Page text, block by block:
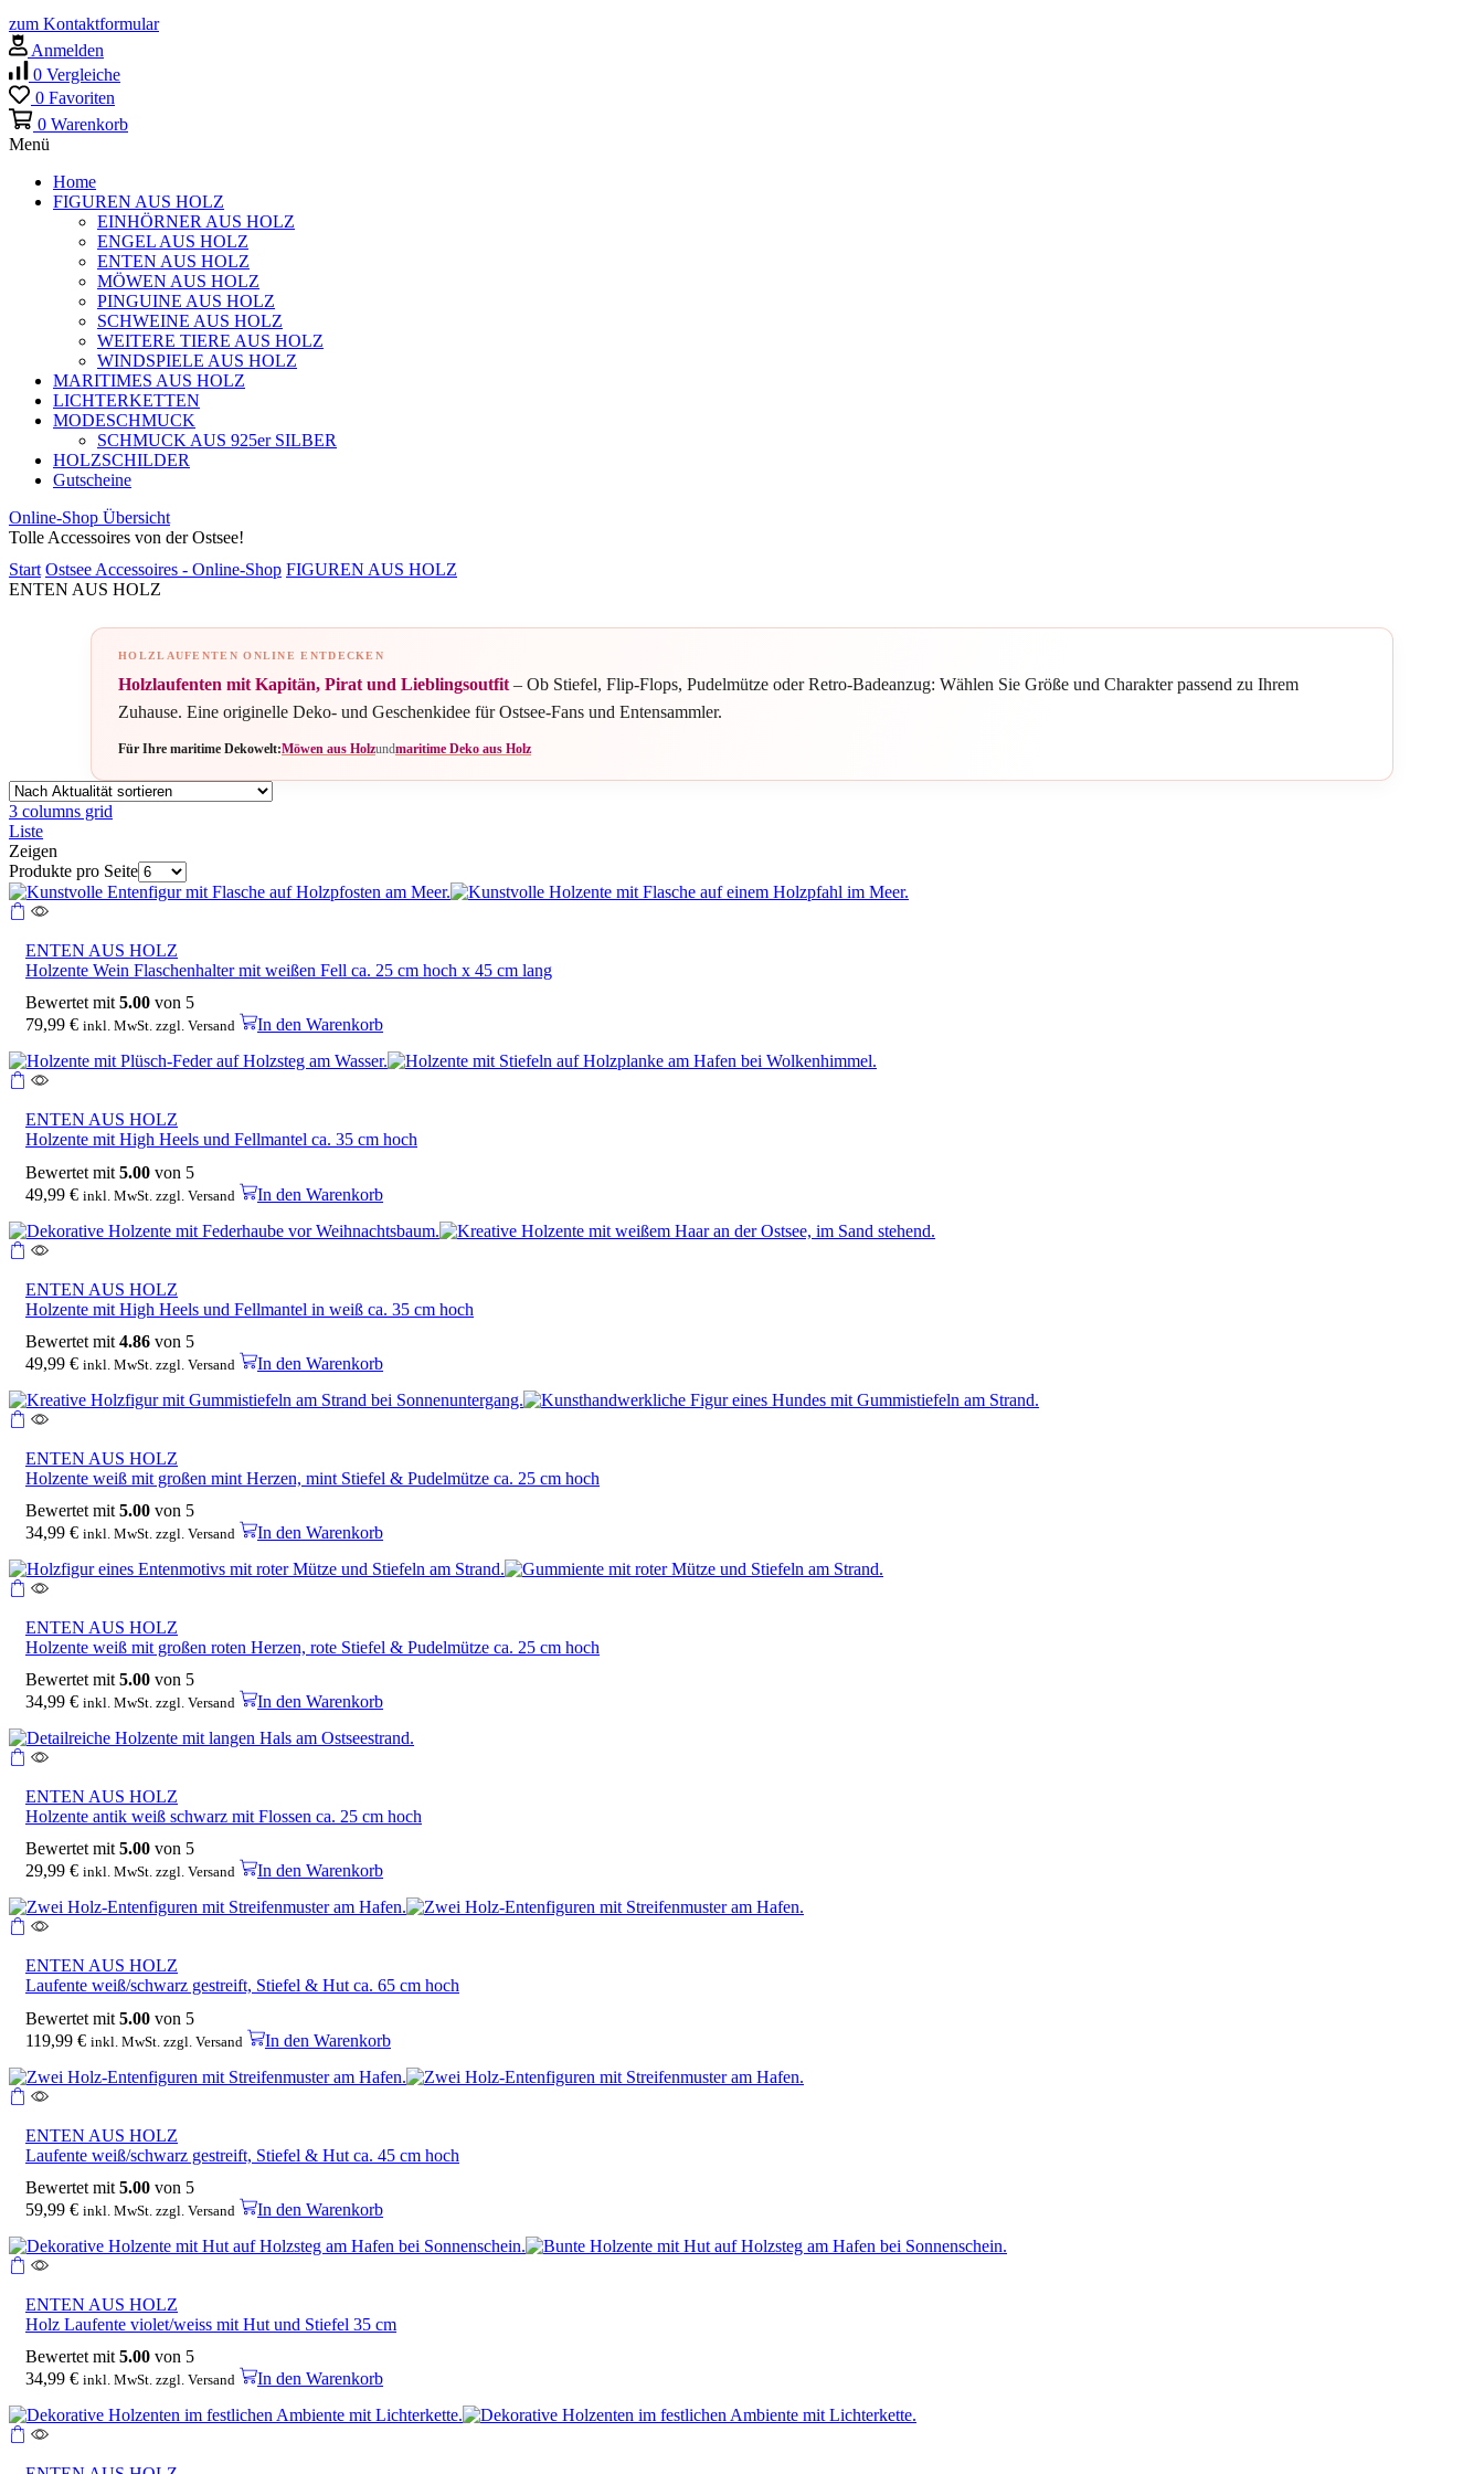
zum Kontaktformular
Anmelden
0 Vergleiche
0 Favoriten
0 Warenkorb
Menü
Home
FIGUREN AUS HOLZ
EINHÖRNER AUS HOLZ
ENGEL AUS HOLZ
ENTEN AUS HOLZ
MÖWEN AUS HOLZ
PINGUINE AUS HOLZ
SCHWEINE AUS HOLZ
WEITERE TIERE AUS HOLZ
WINDSPIELE AUS HOLZ
MARITIMES AUS HOLZ
LICHTERKETTEN
MODESCHMUCK
SCHMUCK AUS 925er SILBER
HOLZSCHILDER
Gutscheine
Online-Shop Übersicht
Tolle Accessoires von der Ostsee!
Start Ostsee Accessoires - Online-Shop FIGUREN AUS HOLZ
ENTEN AUS HOLZ
HOLZLAUFENTEN ONLINE ENTDECKEN
Holzlaufenten mit Kapitän, Pirat und Lieblingsoutfit – Ob Stiefel, Flip-Flops, Pudelmütze oder Retro-Badeanzug: Wählen Sie Größe und Charakter passend zu Ihrem
Zuhause. Eine originelle Deko- und Geschenkidee für Ostsee-Fans und Entensammler.
Für Ihre maritime Dekowelt:Möwen aus Holzundmaritime Deko aus Holz
3 columns grid
Liste
Zeigen
Produkte pro Seite
ENTEN AUS HOLZ
Holzente Wein Flaschenhalter mit weißen Fell ca. 25 cm hoch x 45 cm lang
Bewertet mit5.00 von 5
79,99 € inkl. MwSt. zzgl. Versand In den Warenkorb
ENTEN AUS HOLZ
Holzente mit High Heels und Fellmantel ca. 35 cm hoch
Bewertet mit 5.00 von 5
49,99 € inkl. MwSt. zzgl. Versand In den Warenkorb
ENTEN AUS HOLZ
Holzente mit High Heels und Fellmantel in weiß ca. 35 cm hoch
Bewertet mit 4.86 von 5
49,99 € inkl. MwSt. zzgl. Versand In den Warenkorb
ENTEN AUS HOLZ
Holzente weiß mit großen mint Herzen, mint Stiefel & Pudelmütze ca. 25 cm hoch
Bewertet mit 5.00 von 5
34,99 € inkl. MwSt. zzgl. Versand In den Warenkorb
ENTEN AUS HOLZ
Holzente weiß mit großen roten Herzen, rote Stiefel & Pudelmütze ca. 25 cm hoch
Bewertet mit 5.00 von 5
34,99 € inkl. MwSt. zzgl. Versand In den Warenkorb
ENTEN AUS HOLZ
Holzente antik weiß schwarz mit Flossen ca. 25 cm hoch
Bewertet mit5.00 von 5
29,99 € inkl. MwSt. zzgl. Versand In den Warenkorb
ENTEN AUS HOLZ
Laufente weiß/schwarz gestreift, Stiefel & Hut ca. 65 cm hoch
Bewertet mit 5.00 von 5
119,99 € inkl. MwSt. zzgl. Versand In den Warenkorb
ENTEN AUS HOLZ
Laufente weiß/schwarz gestreift, Stiefel & Hut ca. 45 cm hoch
Bewertet mit 5.00 von 5
59,99 € inkl. MwSt. zzgl. Versand In den Warenkorb
ENTEN AUS HOLZ
Holz Laufente violet/weiss mit Hut und Stiefel 35 cm
Bewertet mit 5.00 von 5
34,99 € inkl. MwSt. zzgl. Versand In den Warenkorb